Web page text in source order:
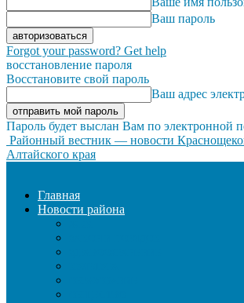
Ваш пароль
Forgot your password? Get help
восстановление пароля
Восстановите свой пароль
Ваш адрес
Пароль будет выслан Вам по электронной
Районный вестник — новости
Алтайского края
Главная
Новости района